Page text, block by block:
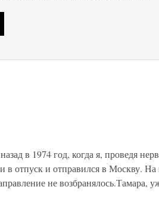
в 1974 год, когда я, проведя
в отпуск и отправился в Москву. На
не возбранялось.Тамара,